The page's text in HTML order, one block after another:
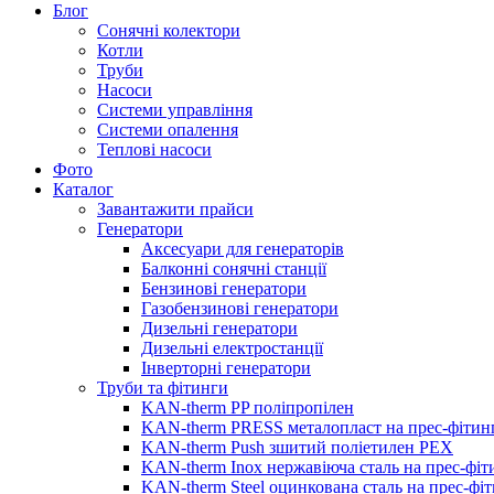
Блог
Сонячні колектори
Котли
Труби
Насоси
Системи управління
Системи опалення
Теплові насоси
Фото
Каталог
Завантажити прайси
Генератори
Аксесуари для генераторів
Балконні сонячні станції
Бензинові генератори
Газобензинові генератори
Дизельні генератори
Дизельні електростанції
Інверторні генератори
Труби та фітинги
KAN-therm PP поліпропілен
KAN-therm PRESS металопласт на прес-
KAN-therm Push зшитий поліетилен PEX
KAN-therm Inox нержавіюча сталь на прес-
KAN-therm Steel оцинкована сталь на прес-